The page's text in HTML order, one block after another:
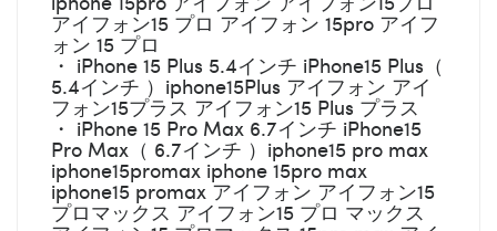
アイフォン15 プロ アイフォン 15pro アイフ
ォン 15 プロ
・ iPhone 15 Plus 5.4インチ iPhone15 Plus（
5.4インチ ）iphone15Plus アイフォン アイ
フォン15プラス アイフォン15 Plus プラス
・ iPhone 15 Pro Max 6.7インチ iPhone15
Pro Max（ 6.7インチ ）iphone15 pro max
iphone15promax iphone 15pro max
iphone15 promax アイフォン アイフォン15
プロマックス アイフォン15 プロ マックス